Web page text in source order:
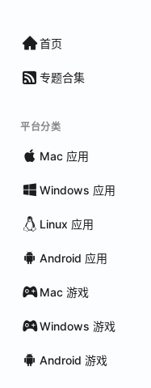
首页
专题合集
平台分类
Mac 应用
Windows 应用
Linux 应用
Android 应用
Mac 游戏
Windows 游戏
Android 游戏